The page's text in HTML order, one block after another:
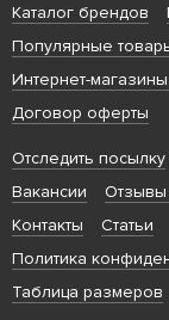
Каталог брендов
Популярные
Интернет-
Договор оферты
Отследить посылку
Вакансии
Отзывы
Контакты
Статьи
Политика
Таблица размеров